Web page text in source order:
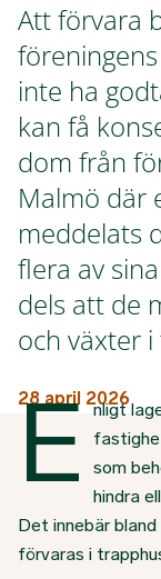
Att förvara
inte ha
kan få
dom från
Malmö där
meddelats
flera av
dels att de
och växter
28 april 2026
E nligt
som
hindra
Det innebär
förvaras i